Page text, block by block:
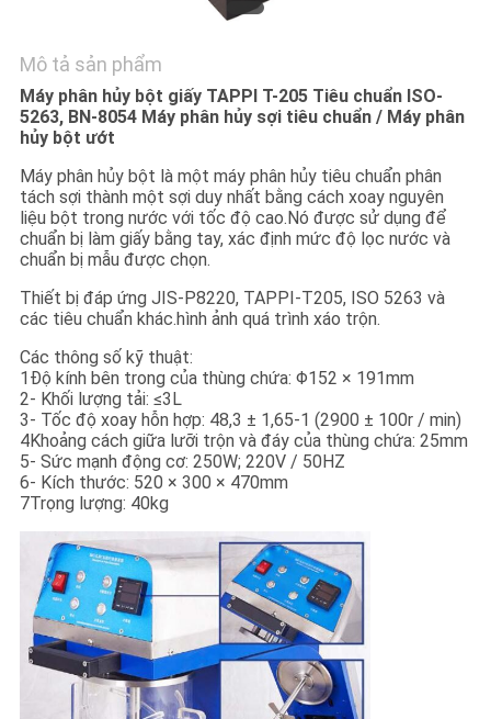
SƠ
ĐỒ
TRANG
WEB
PRIVACY
POLICY
Mô tả sản phẩm
Máy phân hủy bột giấy TAPPI T-205 Tiêu chuẩn ISO-
5263, BN-8054 Máy phân hủy sợi tiêu chuẩn / Máy phân
hủy bột ướt
Máy phân hủy bột là một máy phân hủy tiêu chuẩn phân
tách sợi thành một sợi duy nhất bằng cách xoay nguyên
liệu bột trong nước với tốc độ cao.Nó được sử dụng để
chuẩn bị làm giấy bằng tay, xác định mức độ lọc nước và
chuẩn bị mẫu được chọn.
Thiết bị đáp ứng JIS-P8220, TAPPI-T205, ISO 5263 và
các tiêu chuẩn khác.hình ảnh quá trình xáo trộn.
Các thông số kỹ thuật:
1Độ kính bên trong của thùng chứa: Φ152 × 191mm
2- Khối lượng tải: ≤3L
3- Tốc độ xoay hỗn hợp: 48,3 ± 1,65-1 (2900 ± 100r / min)
4Khoảng cách giữa lưỡi trộn và đáy của thùng chứa: 25mm
5- Sức mạnh động cơ: 250W; 220V / 50HZ
6- Kích thước: 520 × 300 × 470mm
7Trọng lượng: 40kg